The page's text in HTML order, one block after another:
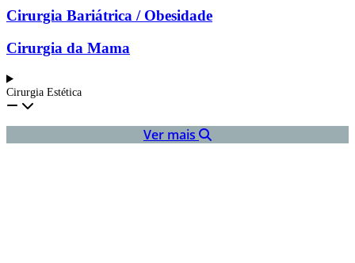
Cirurgia Bariátrica / Obesidade
Cirurgia da Mama
Cirurgia Estética
Ver mais